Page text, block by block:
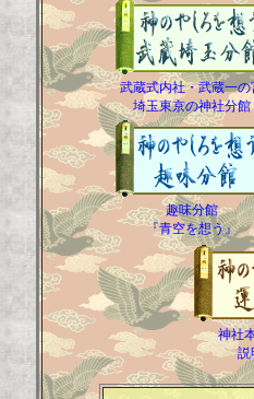
武蔵式内社・武蔵一の
埼玉東京の神社分館
趣味分館
『青空を想う』
神社
説